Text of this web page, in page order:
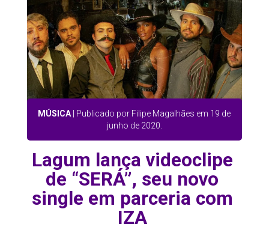
MÚSICA | Publicado por Filipe Magalhães em 19 de
junho de 2020.
Lagum lança videoclipe
de “SERÁ”, seu novo
single em parceria com
IZA